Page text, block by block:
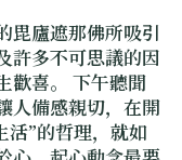
毘廬遮那佛所吸引
許多不可思議的因
歡喜。 下午聽聞
人備感親切，在開
活”的哲理，就如